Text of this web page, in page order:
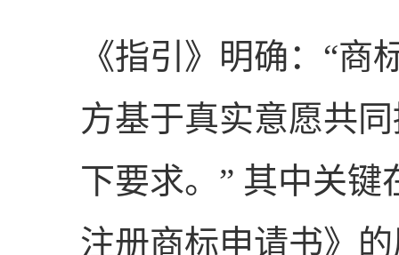
《指引》明确：“
方基于真实意愿共
下要求。” 其中关
注册商标申请书》